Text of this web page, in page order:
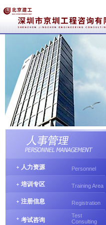
人力资源 Personnel
培训专区 Training Area
注册信息 Registration
考试咨询
Test
Consulting